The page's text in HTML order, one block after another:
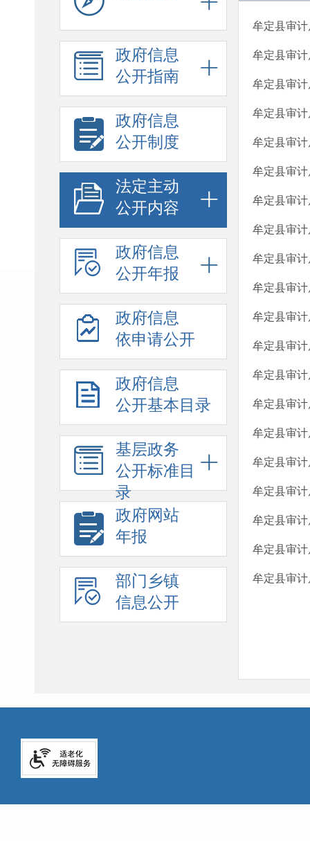
政府信息
公开指南
政府信息
公开制度
法定主动
公开内容
政府信息
公开年报
政府信息
依申请公开
政府信息
公开基本目录
基层政务
公开标准目
录
政府网站
年报
部门乡镇
信息公开
牟定县审
牟定县审
牟定县审
牟定县审
牟定县审
牟定县审
牟定县审
牟定县审
牟定县审
牟定县审
牟定县审
牟定县审
牟定县审
牟定县审
牟定县审
牟定县审
牟定县审
牟定县审
牟定县审
牟定县审